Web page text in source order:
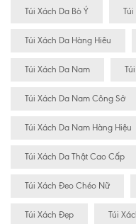
Túi Xách Da Bò Ý
Túi Xách Da Hàng Hiêu
Túi Xách Da Nam
Túi Xách Da Nam Công Sở
Túi Xách Da Nam Hàng Hiệu
Túi Xách Da Thật Cao Cấp
Túi Xách Đeo Chéo Nữ
Túi Xách Đẹp Túi